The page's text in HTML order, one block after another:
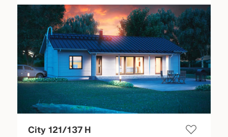
City 121/137 H